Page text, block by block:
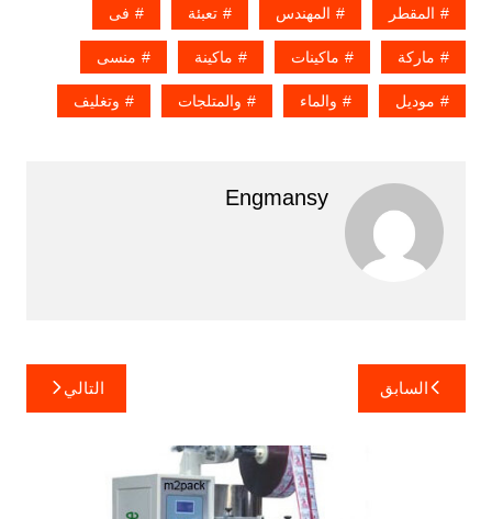
المقطر المهندس تعبئة فى
ماركة ماكينات ماكينة منسى
موديل والماء والمتلجات وتغليف
Engmansy
تصفّح
المقالات
السابق التالي